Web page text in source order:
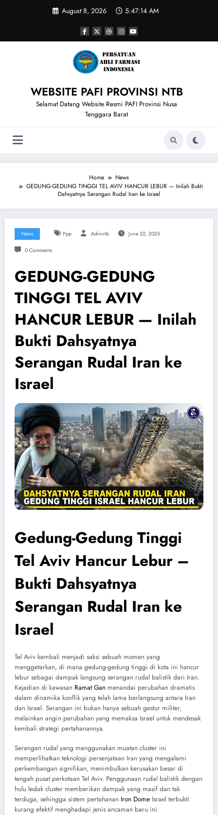
August 8, 2026 5:47:14 AM
WEBSITE PAFI PROVINSI NTB
Selamat Datang Website Resmi PAFI Provinsi Nusa
Tenggara Barat
Home
News
GEDUNG-GEDUNG TINGGI TEL AVIV HANCUR LEBUR — Inilah Bukti
Dahsyatnya Serangan Rudal Iran ke Israel
News Ppp Adinntb June 22, 2025
0 Comments
GEDUNG-GEDUNG
TINGGI TEL AVIV
HANCUR LEBUR — Inilah
Bukti Dahsyatnya
Serangan Rudal Iran ke
Israel
Gedung-Gedung Tinggi
Tel Aviv Hancur Lebur –
Bukti Dahsyatnya
Serangan Rudal Iran ke
Israel
Tel Aviv kembali menjadi saksi sebuah momen yang
menggetarkan, di mana gedung-gedung tinggi di kota ini hancur
lebur sebagai dampak langsung serangan rudal balistik dari Iran.
Kejadian di kawasan Ramat Gan menandai perubahan dramatis
dalam dinamika konflik yang telah lama berlangsung antara Iran
dan Israel. Serangan ini bukan hanya sebuah gestur militer,
melainkan angin perubahan yang memaksa Israel untuk mendesak
kembali strategi pertahanannya.
Serangan rudal yang menggunakan muatan cluster ini
memperlihatkan teknologi persenjataan Iran yang mengalami
perkembangan signifikan, menimbulkan kerusakan besar di
tengah pusat perkotaan Tel Aviv. Penggunaan rudal balistik dengan
hulu ledak cluster memberikan dampak yang masif dan tak
terduga, sehingga sistem pertahanan Iron Dome Israel terbukti
kurang efektif menghadapi jenis ancaman baru ini.